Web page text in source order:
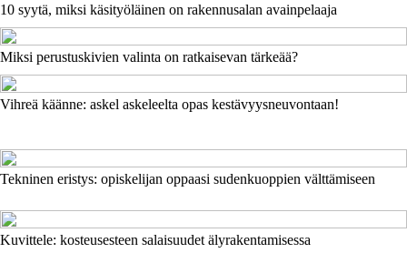
10 syytä, miksi käsityöläinen on rakennusalan avainpelaaja
Miksi perustuskivien valinta on ratkaisevan tärkeää?
Vihreä käänne: askel askeleelta opas kestävyysneuvontaan!
Tekninen eristys: opiskelijan oppaasi sudenkuoppien välttämiseen
Kuvittele: kosteusesteen salaisuudet älyrakentamisessa